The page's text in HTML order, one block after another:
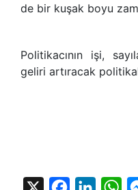
de bir kuşak boyu
Politikacının işi,
geliri artıracak
FacebookLinkedIn